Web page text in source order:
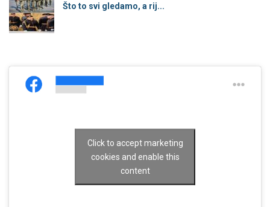
Što to svi gledamo, a rij...
Click to accept marketing
cookies and enable this
content